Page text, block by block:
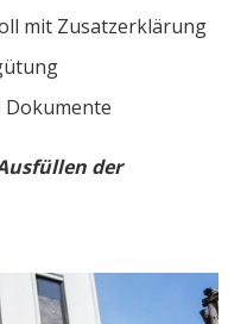
mit Zusatzerklärung
der